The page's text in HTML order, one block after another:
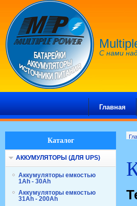
С нами
Главная
Каталог
АККУМУЛЯТОРЫ (ДЛЯ UPS)
Аккумуляторы емкостью
1Ah - 30Ah
Аккумуляторы емкостью
31Ah - 200Ah